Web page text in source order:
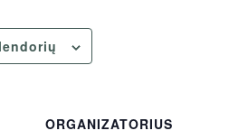
ORGANIZATORIUS